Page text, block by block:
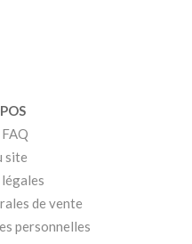
site
de vente
personnelles